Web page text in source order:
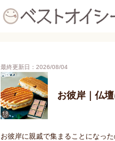
最終更新日：2026/08/04
お彼岸｜仏
お彼岸に親戚で集まることになっ